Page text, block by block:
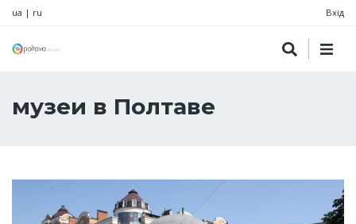
ua | ru Вхід
музеи в Полтаве